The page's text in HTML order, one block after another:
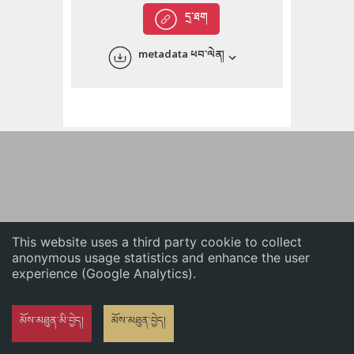
This website uses a third party cookie to collect
anonymous usage statistics and enhance the user
experience (Google Analytics).
མོས་མཐུན་མི་བྱེད། མོས་མཐུན་བྱེད།
English
དྲ་ཐག
metadata ཕབ་ལེན།